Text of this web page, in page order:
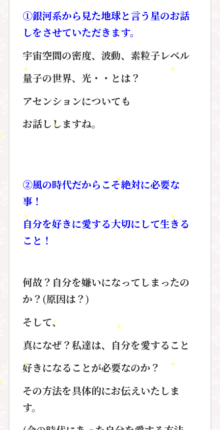
①銀河系から見た地球と言う星のお話
しをさせていただきます。
宇宙空間の密度、波動、素粒子レベル
量子の世界、光・・とは？
アセンションについても
お話ししますね。
②風の時代だからこそ絶対に必要な
事！
自分を好きに愛する大切にして生きる
こと！
何故？自分を嫌いになってしまったの
か？(原因は？)
そして、
真になぜ？私達は、自分を愛すること
好きになることが必要なのか？
その方法を具体的にお伝えいたしま
す。